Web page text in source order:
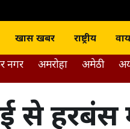
J news
खास खबर राष्ट्रीय
नगर अमरोहा अमेठी
से हरबंस